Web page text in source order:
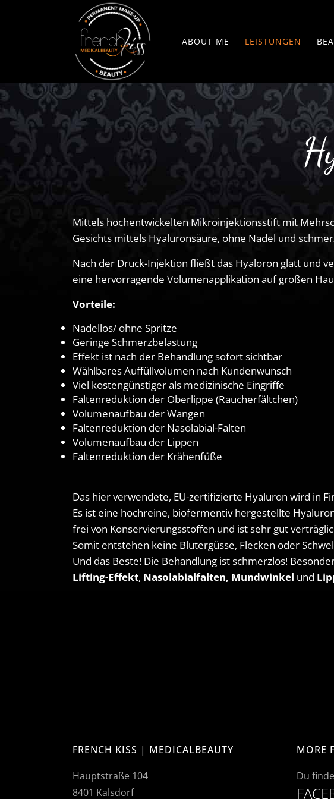
ABOUT ME LEISTUNGEN
Kosmetik
Haarentfernung –
Kollagen Fadenlifting
Dermaneedling
Nageldesign
Online Shop
Mittels hochentwickelten Mikroinjektionsstift mit
Gesichts mittels Hyaluronsäure, ohne Nadel und
Nach der Druck-Injektion fließt das Hyaloron glatt und
eine hervorragende Volumenapplikation auf großen
Vorteile:
Nadellos/ ohne Spritze
Geringe Schmerzbelastung
Effekt ist nach der Behandlung sofort sichtbar
Wählbares Auffüllvolumen nach Kundenwunsch
Viel kostengünstiger als medizinische Eingriffe
Faltenreduktion der Oberlippe (Raucherfältchen)
Volumenaufbau der Wangen
Faltenreduktion der Nasolabial-Falten
Volumenaufbau der Lippen
Faltenreduktion der Krähenfüße
Das hier verwendete, EU-zertifizierte Hyaluron wird in
Es ist eine hochreine, biofermentiv hergestellte
frei von Konservierungsstoffen und ist sehr gut
Somit entstehen keine Blutergüsse, Flecken oder
Und das Beste! Die Behandlung ist schmerzlos!
Lifting-Effekt, Nasolabialfalten, Mundwinkel und
FRENCH KISS | MEDICALBEAUTY
Hauptstraße 104
8401 Kalsdorf
MORE
Du